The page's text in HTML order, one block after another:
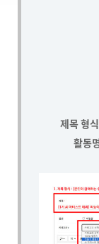
제목 형식
활동